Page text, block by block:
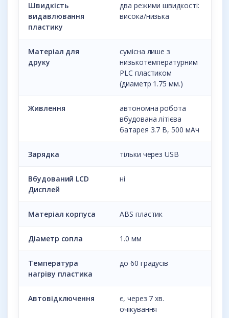
Швидкість
видавлювання
пластику
два режими швидкості:
висока/низька
Матеріал для
друку
сумісна лише з
низькотемпературним
PLC пластиком
(диаметр 1.75 мм.)
Живлення
автономна робота
вбудована літієва
батарея 3.7 В, 500 мАч
Зарядка тільки через USB
Вбудований LCD
Дисплей
ні
Матеріал корпуса ABS пластик
Діаметр сопла 1.0 мм
Температура
нагріву пластика
до 60 градусів
Автовідключення
є, через 7 хв.
очікування